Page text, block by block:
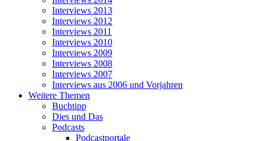
Interviews 2013
Interviews 2012
Interviews 2011
Interviews 2010
Interviews 2009
Interviews 2008
Interviews 2007
Interviews aus 2006 und Vorjahren
Weitere Themen
Buchtipp
Dies und Das
Podcasts
Podcastportale